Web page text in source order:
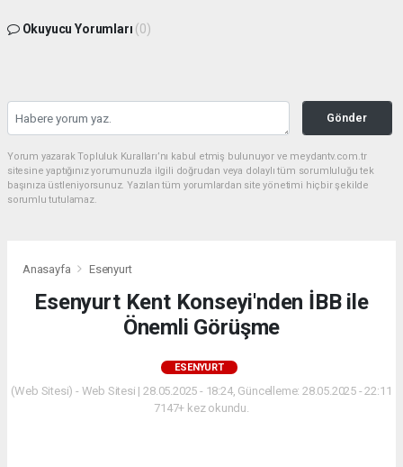
Okuyucu Yorumları (0)
Gönder
Yorum yazarak Topluluk Kuralları’nı kabul etmiş bulunuyor ve meydantv.com.tr
sitesine yaptığınız yorumunuzla ilgili doğrudan veya dolaylı tüm sorumluluğu tek
başınıza üstleniyorsunuz. Yazılan tüm yorumlardan site yönetimi hiçbir şekilde
sorumlu tutulamaz.
Anasayfa Esenyurt
Esenyurt Kent Konseyi'nden İBB ile
Önemli Görüşme
ESENYURT
(Web Sitesi) - Web Sitesi | 28.05.2025 - 18:24, Güncelleme: 28.05.2025 - 22:11
7147+ kez okundu.